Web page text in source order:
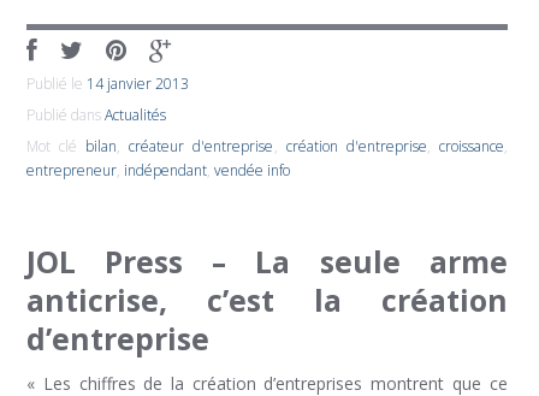
Publié le 14 janvier 2013
Publié dansActualités
Mot clé bilan,créateur d'entreprise, création d'entreprise, croissance,
entrepreneur, indépendant,vendée info
JOL Press – La seule arme
anticrise, c’est la création
d’entreprise
« Les chiffres de la création d’entreprises montrent que ce